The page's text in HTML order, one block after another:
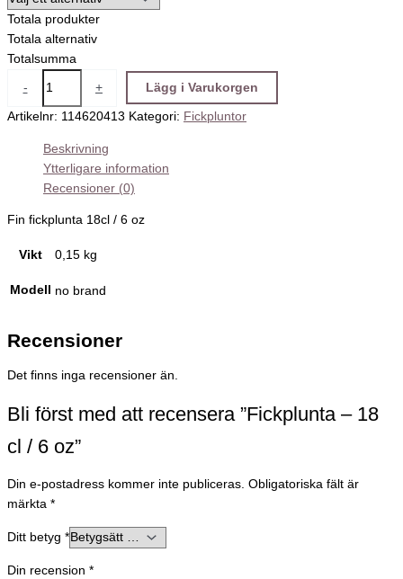
Totala produkter
Totala alternativ
Totalsumma
- + Lägg i Varukorgen
Artikelnr: 114620413 Kategori: Fickpluntor
Beskrivning
Ytterligare information
Recensioner (0)
Fin fickplunta 18cl / 6 oz
Vikt 0,15 kg
Modell no brand
Recensioner
Det finns inga recensioner än.
Bli först med att recensera ”Fickplunta – 18
cl / 6 oz”
Din e-postadress kommer inte publiceras. Obligatoriska fält är
märkta *
Ditt betyg *
Din recension *